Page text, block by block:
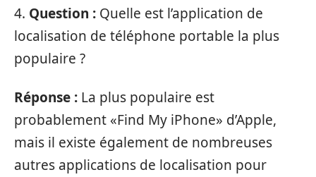
4. Question : Quelle est l’application de
localisation de téléphone portable la plus
populaire ?
Réponse : La plus populaire est
probablement «Find My iPhone» d’Apple,
mais il existe également de nombreuses
autres applications de localisation pour